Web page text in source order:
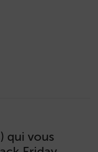
qui vous